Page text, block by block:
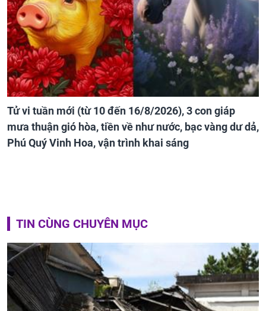
Tử vi tuần mới (từ 10 đến 16/8/2026), 3 con giáp
mưa thuận gió hòa, tiền về như nước, bạc vàng dư dả,
Phú Quý Vinh Hoa, vận trình khai sáng
TIN CÙNG CHUYÊN MỤC